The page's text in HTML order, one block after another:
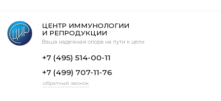
ЦЕНТР ИММУНОЛОГИИ
И РЕПРОДУКЦИИ
Ваша надежная опора на пути к цели
+7 (495) 514-00-11
+7 (499) 707-11-76
обратный звонок